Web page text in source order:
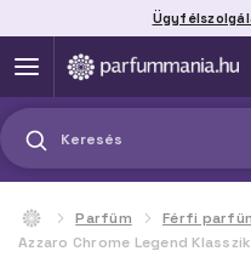
Keresés
Parfüm Férfi
Azzaro Chrome Legend